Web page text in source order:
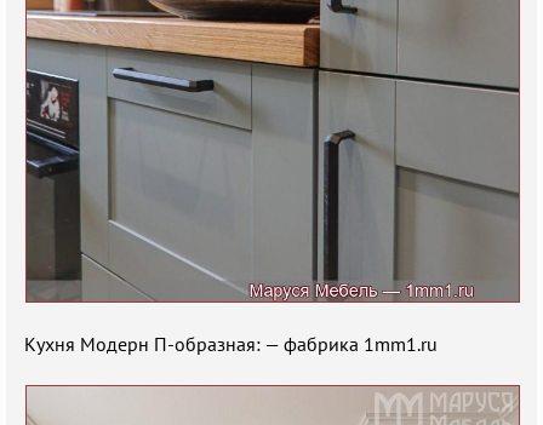
Кухня Модерн П-образная: — фабрика 1mm1.ru